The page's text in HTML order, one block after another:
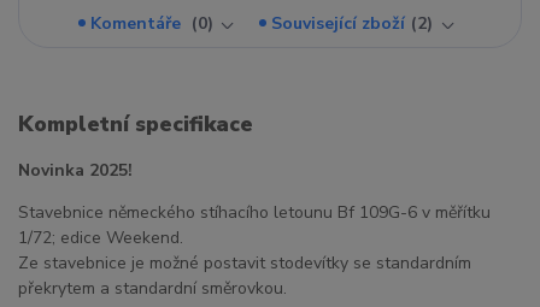
Komentáře
0 Související zboží 2
Kompletní specifikace
Novinka 2025!
Stavebnice německého stíhacího letounu Bf 109G-6 v měřítku
1/72; edice Weekend.
Ze stavebnice je možné postavit stodevítky se standardním
překrytem a standardní směrovkou.